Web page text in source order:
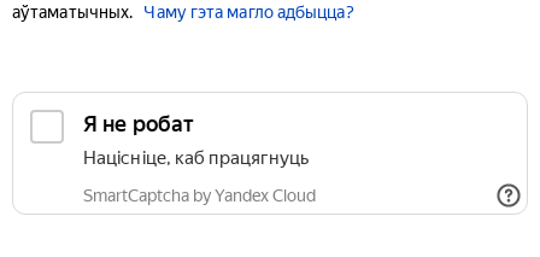
аўтаматычных.
Чаму гэта магло адбыцца?
Я не робат
Націсніце, каб працягнуць
SmartCaptcha by Yandex Cloud